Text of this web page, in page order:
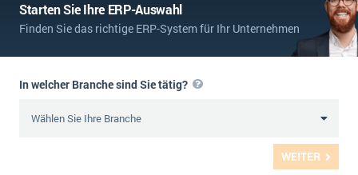
Starten Sie Ihre ERP-Auswahl
Finden Sie das richtige ERP-System für Ihr Unternehmen
WEITER
In welcher Branche sind Sie tätig?